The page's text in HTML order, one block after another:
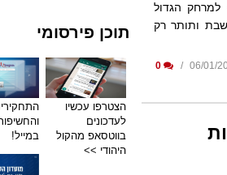
למרחק הגדול
ותותר רק
0
תוכן פירסומי
הצטרפו עכשיו
לעדכונים
בווטסאפ מהקול
היהודי >>
במייל!